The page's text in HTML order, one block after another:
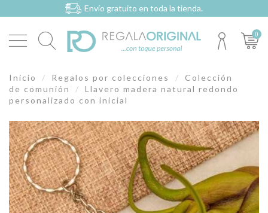
Envío gratuito en toda la tienda.
0
Inicio Regalos por colecciones
Colección
de comunión
Llavero madera natural redondo
personalizado con inicial